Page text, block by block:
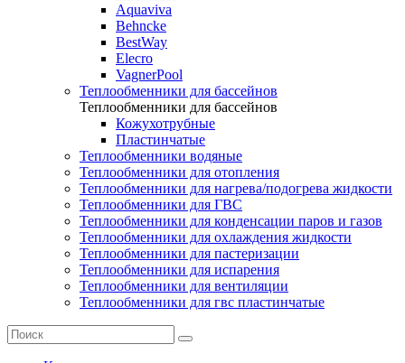
Aquaviva
Behncke
BestWay
Elecro
VagnerPool
Теплообменники для бассейнов
Теплообменники для бассейнов
Кожухотрубные
Пластинчатые
Теплообменники водяные
Теплообменники для отопления
Теплообменники для нагрева/подогрева жидкости
Теплообменники для ГВС
Теплообменники для конденсации паров и газов
Теплообменники для охлаждения жидкости
Теплообменники для пастеризации
Теплообменники для испарения
Теплообменники для вентиляции
Теплообменники для гвс пластинчатые